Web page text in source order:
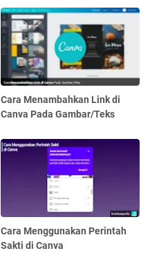
Cara Menambahkan Link di
Canva Pada Gambar/Teks
Cara Menggunakan Perintah
Sakti di Canva